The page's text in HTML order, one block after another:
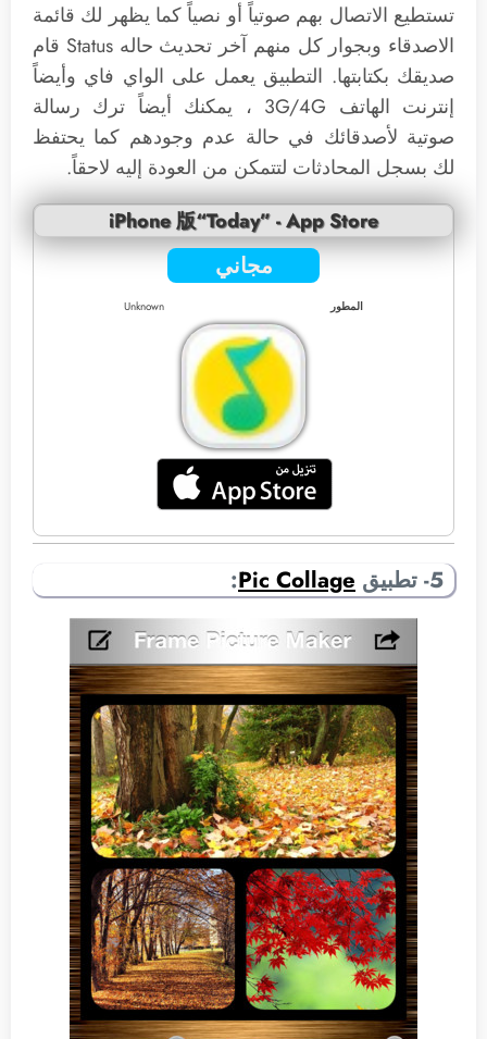
تستطيع الاتصال بهم صوتياً أو نصياً كما يظهر لك قائمة
الاصدقاء وبجوار كل منهم آخر تحديث حاله Status قام
صديقك بكتابتها. التطبيق يعمل على الواي فاي وأيضاً
إنترنت الهاتف 3G/4G ، يمكنك أيضاً ترك رسالة
صوتية لأصدقائك في حالة عدم وجودهم كما يحتفظ
لك بسجل المحادثات لتتمكن من العودة إليه لاحقاً.
iPhone 版“Today” - App Store
مجاني
المطور Unknown
5- تطبيق Pic Collage
: